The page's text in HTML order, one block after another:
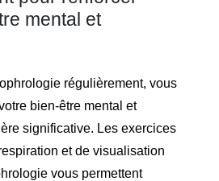
mental et
régulièrement, vous
bien-être mental et
significative. Les exercices
et de visualisation
vous permettent